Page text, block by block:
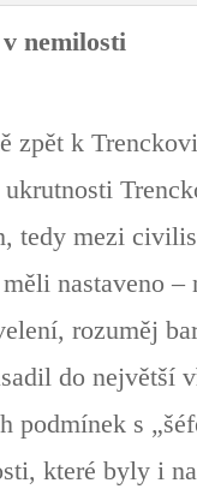
nemilosti
zpět k
tedy mezi
nastaveno
rozuměj
do největší
podmínek s
které byly i